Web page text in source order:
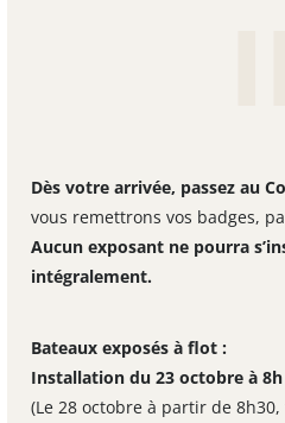
Dès votre arrivée, passez au
vous remettrons vos badges,
Aucun exposant ne pourra
intégralement.
Bateaux exposés à flot :
Installation du23 octobreà
(Le 28 octobre à partir de